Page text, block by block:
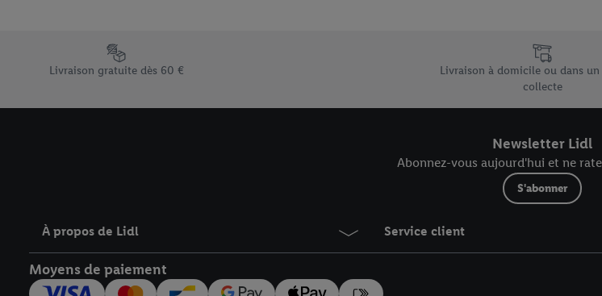
Élément du pied de page avec les différents arguments de vente uniques de Lidl.be
Livraison gratuite dès 60 €
Livraison à domicile ou dans
collecte
Newsletter Lidl
Abonnez-vous aujourd'hui et ne
S'abonner
À propos de Lidl Service client
Moyens de paiement